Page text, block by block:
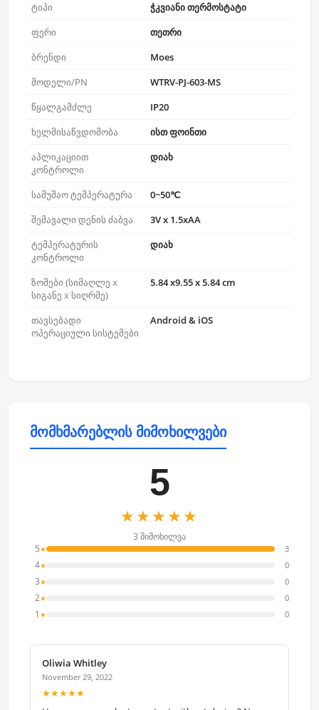
ტიპი
ჭკვიანი თერმოსტატი
ფერი
თეთრი
ბრენდი
Moes
მოდელი/PN
WTRV-PJ-603-MS
წყალგამძლე
IP20
ხელმისაწვდომობა
ისთ ფოინთი
აპლიკაციით
კონტროლი
დიახ
სამუშაო ტემპერატურა
0~50℃
შემავალი დენის ძაბვა
3V x 1.5xAA
ტემპერატურის
კონტროლი
დიახ
ზომები (სიმაღლე x
სიგანე x სიღრმე)
5.84 x9.55 x 5.84 cm
თავსებადი
ოპერაციული სისტემები
Android & iOS
მომხმარებლის მიმოხილვები
5
★★★★★
3 მიმოხილვა
5★ 3
4★ 0
3★ 0
2★ 0
1 ★ 0
Oliwia Whitley
November 29, 2022
★★★★★